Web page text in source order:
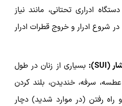
ادراری تحتانی، مانند نیاز
شروع ادرار و خروج قطرات ادرار
(
SUI
): بسیاری از زنان در طول
سرفه، خندیدن، بلند کردن
رفتن (در موارد شدید) دچار